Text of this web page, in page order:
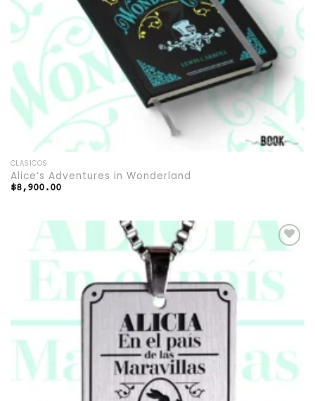
CLÁSICOS
Alice’s Adventures in Wonderland
$8,900.00